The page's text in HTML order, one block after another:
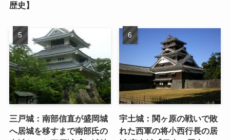
歴史】
三戸城：南部信直が盛岡城
へ居城を移すまで南部氏の
宇土城：関ヶ原の戦いで敗
れた西軍の将小西行長の居